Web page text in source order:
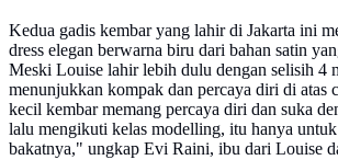
Kedua gadis kembar yang lahir di Jakarta ini
dress elegan berwarna biru dari bahan satin
Meski Louise lahir lebih dulu dengan selisih 4
menunjukkan kompak dan percaya diri di atas
kecil kembar memang percaya diri dan suka
lalu mengikuti kelas modelling, itu hanya
bakatnya," ungkap Evi Raini, ibu dari Louise